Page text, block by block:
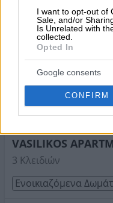
I want to opt-out of
Sale, and/or
Is Unrelated with
collected.
Opted In
Google consents
CONFIRM
Στοιχεία
PLAKA STUDIOS
3 Κλειδιών
Ενοικιαζόμενα
Καρφάς, Χίος - Πλάκα
Όλα τα studios
αυτόνομη θέρμανση,
θερμοσιφώνες,
θέα θάλασσα.
Τηλέφωνο:
VASILIKOS
3 Κλειδιών
Ενοικιαζόμενα